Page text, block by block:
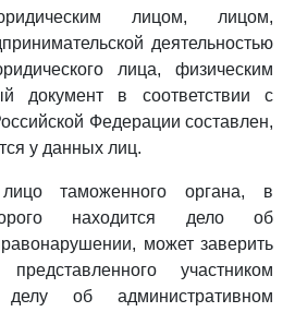
лицом, лицом,
деятельностью
лица, физическим
документ в соответствии с
Федерации составлен,
у данных лиц.
таможенного органа, в
находится дело об
может заверить
участником
об административном